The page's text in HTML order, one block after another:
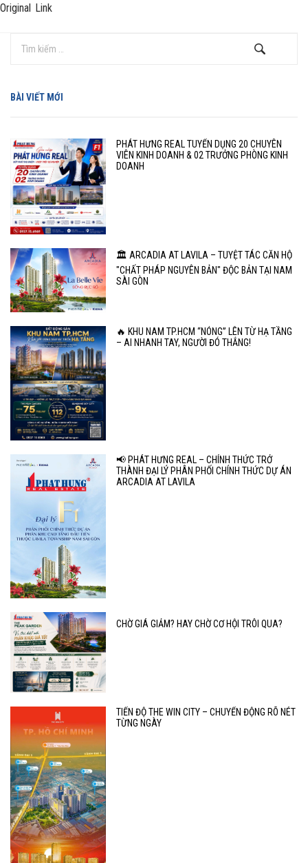
Original Link
BÀI VIẾT MỚI
PHÁT HƯNG REAL TUYỂN DỤNG 20 CHUYÊN
VIÊN KINH DOANH & 02 TRƯỞNG PHÒNG KINH
DOANH
🏛️ ARCADIA AT LAVILA – TUYỆT TÁC CĂN HỘ
"CHẤT PHÁP NGUYÊN BẢN" ĐỘC BẢN TẠI NAM
SÀI GÒN
🔥 KHU NAM TP.HCM “NÓNG” LÊN TỪ HẠ TẦNG
– AI NHANH TAY, NGƯỜI ĐÓ THẮNG!
📢 PHÁT HƯNG REAL – CHÍNH THỨC TRỞ
THÀNH ĐẠI LÝ PHÂN PHỐI CHÍNH THỨC DỰ ÁN
ARCADIA AT LAVILA
CHỜ GIÁ GIẢM? HAY CHỜ CƠ HỘI TRÔI QUA?
TIẾN ĐỘ THE WIN CITY – CHUYỂN ĐỘNG RÕ NÉT
TỪNG NGÀY